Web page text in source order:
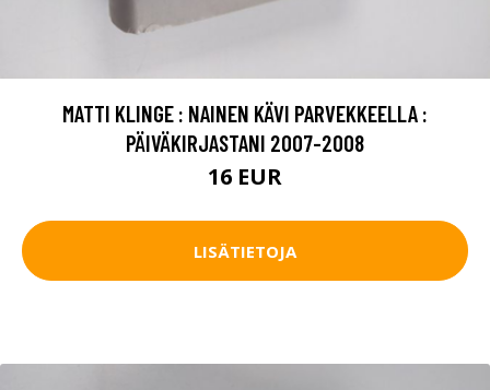
MATTI KLINGE : NAINEN KÄVI PARVEKKEELLA :
PÄIVÄKIRJASTANI 2007-2008
16 EUR
LISÄTIETOJA